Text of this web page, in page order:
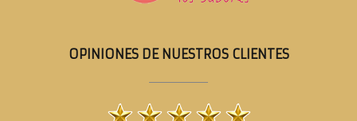
OPINIONES DE NUESTROS CLIENTES